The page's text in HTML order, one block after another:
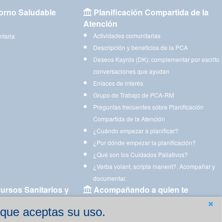
aceptas su uso.
Saludable
Planificación Compartida de la
Atención
Actividades comunitarias
Descripción y beneficios de la PCA
Deseos Kayrós (DK): complementar por escrito
conversaciones que ayudan
Enlaces de interés
Grupo de Trabajo de PCA-RM
Preguntas frecuentes sobre Planificación
Compartida de la Atención
¿Cuándo empezar a planificar?
¿Por dónde empezar la planificación?
¿Qué son los Cuidados Paliativos?
¿Verba volant, scripta manent?. Acompañar y
documentar.
Sanitarios y
Acompañando a quien te
Aplicaciones para descargar